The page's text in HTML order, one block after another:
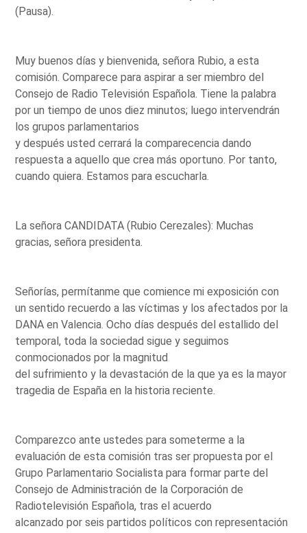
(Pausa).
Muy buenos días y bienvenida, señora Rubio, a esta
comisión. Comparece para aspirar a ser miembro del
Consejo de Radio Televisión Española. Tiene la palabra
por un tiempo de unos diez minutos; luego intervendrán
los grupos parlamentarios
y después usted cerrará la comparecencia dando
respuesta a aquello que crea más oportuno. Por tanto,
cuando quiera. Estamos para escucharla.
La señora CANDIDATA (Rubio Cerezales): Muchas
gracias, señora presidenta.
Señorías, permítanme que comience mi exposición con
un sentido recuerdo a las víctimas y los afectados por la
DANA en Valencia. Ocho días después del estallido del
temporal, toda la sociedad sigue y seguimos
conmocionados por la magnitud
del sufrimiento y la devastación de la que ya es la mayor
tragedia de España en la historia reciente.
Comparezco ante ustedes para someterme a la
evaluación de esta comisión tras ser propuesta por el
Grupo Parlamentario Socialista para formar parte del
Consejo de Administración de la Corporación de
Radiotelevisión Española, tras el acuerdo
alcanzado por seis partidos políticos con representación